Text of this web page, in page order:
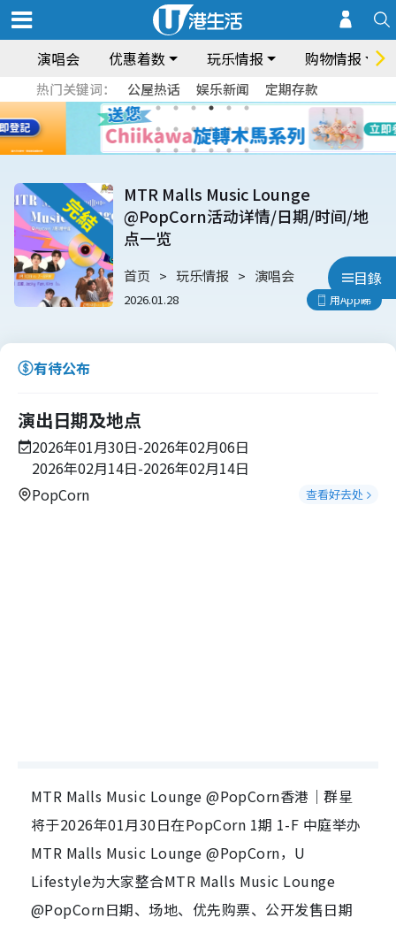
演唱会 优惠着数 玩乐情报 购物情报
热门关键词： 公屋热话 娱乐新闻 定期存款
目錄
MTR Malls Music Lounge
@PopCorn活动详情/日期/时间/地
点一览
首页 玩乐情报 演唱会
2026.01.28 用App睇
有待公布
演出日期及地点
2026年01月30日-2026年02月06日
2026年02月14日-2026年02月14日
PopCorn
查看好去处
MTR Malls Music Lounge @PopCorn香港｜群星
将于2026年01月30日在PopCorn 1期 1-F 中庭举办
MTR Malls Music Lounge @PopCorn，U
Lifestyle为大家整合MTR Malls Music Lounge
@PopCorn日期、场地、优先购票、公开发售日期